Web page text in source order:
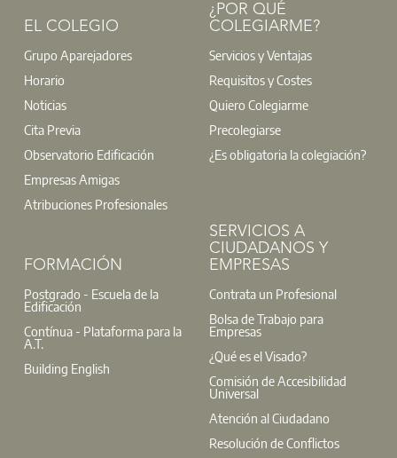
EL COLEGIO
Grupo Aparejadores
Horario
Noticias
Cita Previa
Observatorio Edificación
Empresas Amigas
Atribuciones Profesionales
¿POR QUÉ
COLEGIARME?
Servicios y Ventajas
Requisitos y Costes
Quiero Colegiarme
Precolegiarse
¿Es obligatoria la colegiación?
FORMACIÓN
Postgrado - Escuela de la
Edificación
Contínua - Plataforma para la
A.T.
Building English
SERVICIOS A
CIUDADANOS Y
EMPRESAS
Contrata un Profesional
Bolsa de Trabajo para
Empresas
¿Qué es el Visado?
Comisión de Accesibilidad
Universal
Atención al Ciudadano
Resolución de Conflictos